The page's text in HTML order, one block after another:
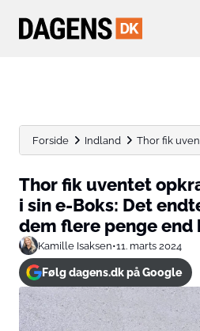
Forside Indland Thor fik
Thor fik uventet
i sin e-Boks: Det
dem flere penge end
Kamille Isaksen•11. marts 2024
Følg dagens.dk på Google